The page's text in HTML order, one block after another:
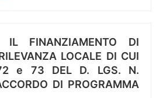
IL FINANZIAMENTO DI
LOCALE DI CUI
e 73 DEL D. LGS. N.
DI PROGRAMMA